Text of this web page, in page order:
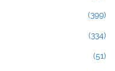
(399)
(334)
(51)